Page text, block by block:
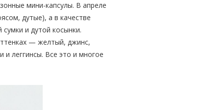
мини-капсулы. В апреле
дутые), а в качестве
сумки и дутой косынки.
— желтый, джинс,
и леггинсы. Все это и многое